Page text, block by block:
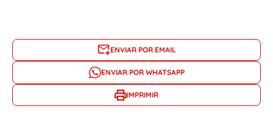
ENVIAR POR EMAIL
ENVIAR POR WHATSAPP
IMPRIMIR